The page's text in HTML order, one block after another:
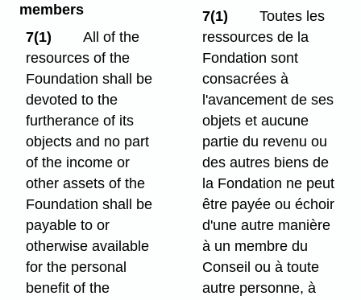
members
7(1)
All of the
resources of the
Foundation shall be
devoted to the
furtherance of its
objects and no part
of the income or
other assets of the
Foundation shall be
payable to or
otherwise available
for the personal
benefit of the
7(1)
Toutes les
ressources de la
Fondation sont
consacrées à
l'avancement de ses
objets et aucune
partie du revenu ou
des autres biens de
la Fondation ne peut
être payée ou échoir
d'une autre manière
à un membre du
Conseil ou à toute
autre personne, à